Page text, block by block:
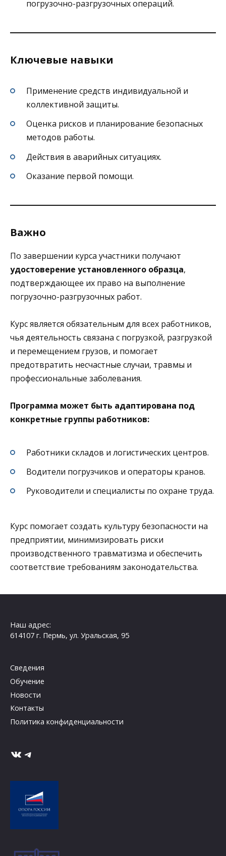
погрузочно-разгрузочных операций.
Ключевые навыки
Применение средств индивидуальной и
коллективной защиты.
Оценка рисков и планирование безопасных
методов работы.
Действия в аварийных ситуациях.
Оказание первой помощи.
Важно
По завершении курса участники получают
удостоверение установленного образца,
подтверждающее их право на выполнение
погрузочно-разгрузочных работ.
Курс является обязательным для всех работников,
чья деятельность связана с погрузкой, разгрузкой
и перемещением грузов, и помогает
предотвратить несчастные случаи, травмы и
профессиональные заболевания.
Программа может быть адаптирована под
конкретные группы работников:
Работники складов и логистических центров.
Водители погрузчиков и операторы кранов.
Руководители и специалисты по охране труда.
Курс помогает создать культуру безопасности на
предприятии, минимизировать риски
производственного травматизма и обеспечить
соответствие требованиям законодательства.
Наш адрес:
614107 г. Пермь, ул. Уральская, 95
Сведения
Обучение
Новости
Контакты
Политика конфиденциальности
ВКонтакте
Telegram